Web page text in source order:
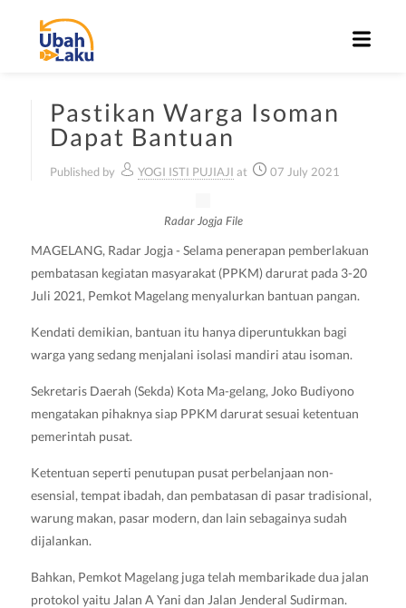
Pastikan Warga Isoman
Dapat Bantuan
Published by YOGI ISTI PUJIAJI at 07 July 2021
Radar Jogja File
MAGELANG, Radar Jogja - Selama penerapan pemberlakuan
pembatasan kegiatan masyarakat (PPKM) darurat pada 3-20
Juli 2021, Pemkot Magelang menyalurkan bantuan pangan.
Kendati demikian, bantuan itu hanya diperuntukkan bagi
warga yang sedang menjalani isolasi mandiri atau isoman.
Sekretaris Daerah (Sekda) Kota Ma-gelang, Joko Budiyono
mengatakan pihaknya siap PPKM darurat sesuai ketentuan
pemerintah pusat.
Ketentuan seperti penutupan pusat perbelanjaan non-
esensial, tempat ibadah, dan pembatasan di pasar tradisional,
warung makan, pasar modern, dan lain sebagainya sudah
dijalankan.
Bahkan, Pemkot Magelang juga telah membarikade dua jalan
protokol yaitu Jalan A Yani dan Jalan Jenderal Sudirman.